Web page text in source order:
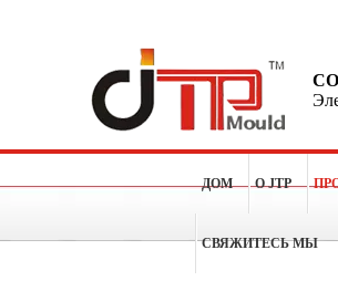
ДОМ О JTP
СВЯЖИТЕСЬ МЫ